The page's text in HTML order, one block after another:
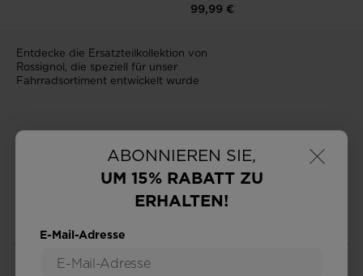
×
ABONNIEREN SIE,
UM 15% RABATT ZU
ERHALTEN!
E-Mail-Adresse
99,99 €
Entdecke die Ersatzteilkollektion von
Rossignol, die speziell für unser
Fahrradsortiment entwickelt wurde
KOSTENLOSE RÜCKGABE STANDARD VERSAND